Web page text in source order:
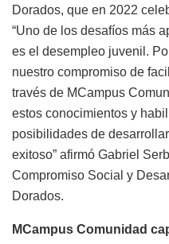
Dorados, que en 2022
“Uno de los desafíos más
es el desempleo juvenil.
nuestro compromiso de
través de MCampus
estos conocimientos y
posibilidades de
exitoso” afirmó Gabriel
Compromiso Social y
Dorados.
MCampus Comunidad